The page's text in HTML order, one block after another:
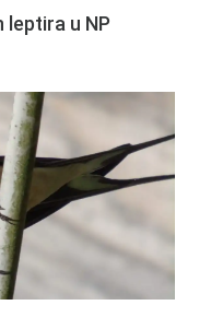
leptira u NP